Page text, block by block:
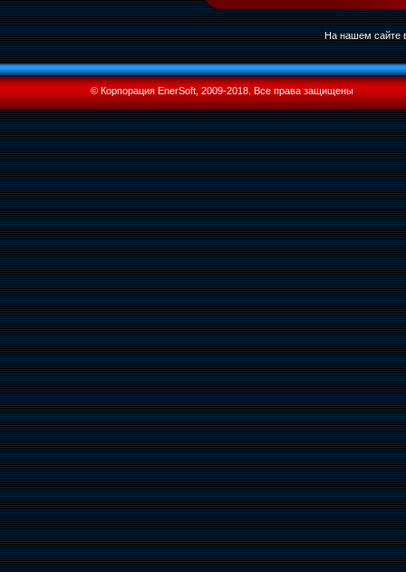
На нашем сайте
© Корпорация EnerSoft, 2009-2018. Все права защищены